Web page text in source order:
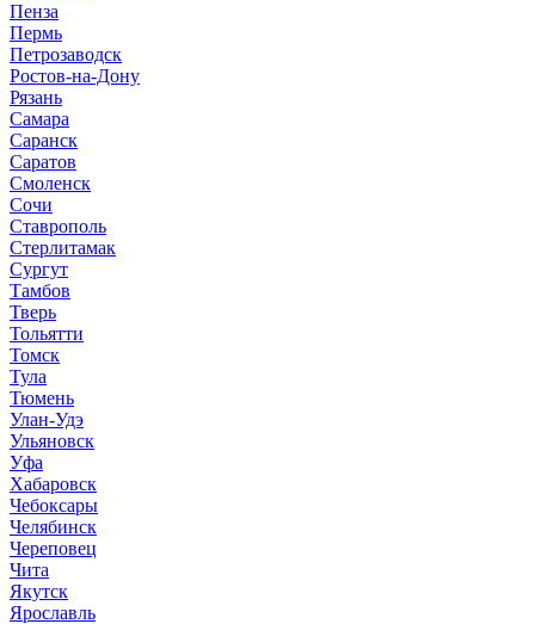
Пенза
Пермь
Петрозаводск
Ростов-на-Дону
Рязань
Самара
Саранск
Саратов
Смоленск
Сочи
Ставрополь
Стерлитамак
Сургут
Тамбов
Тверь
Тольятти
Томск
Тула
Тюмень
Улан-Удэ
Ульяновск
Уфа
Хабаровск
Чебоксары
Челябинск
Череповец
Чита
Якутск
Ярославль